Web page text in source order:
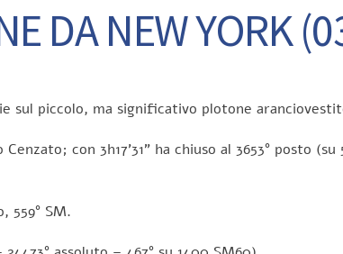
DA NEW YORK
sul piccolo, ma significativo plotone
con 3h17’31” ha chiuso al 3653° posto (su
559° SM.